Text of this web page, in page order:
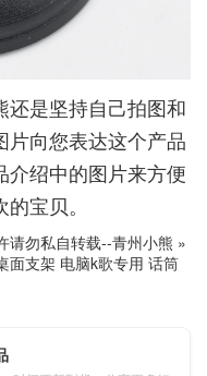
还是坚持自己拍图和
片向您表达这个产品
介绍中的图片来方便
宝贝。
请勿私自转载--青州小熊 »
面支架 电脑k歌专用 话筒